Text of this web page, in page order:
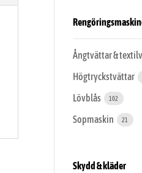
Ångtvättar &
Högtryckstvättar
Lövblås 102
Sopmaskin 21
Skydd & kläder